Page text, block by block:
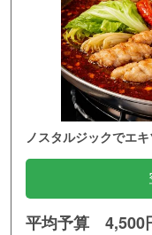
ノスタルジックでエ
平均予算 4,500